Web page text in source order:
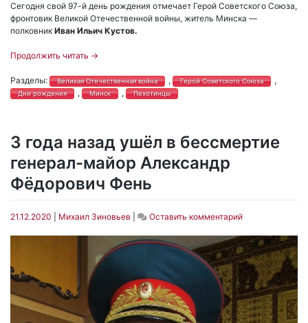
Сегодня свой 97-й день рождения отмечает Герой Советского Союза,
фронтовик Великой Отечественной войны, житель Минска —
полковник Иван Ильич Кустов.
Продолжить читать →
Разделы: Великая Отечественная война , Герой Советского Союза ,
Дни рождения , Минск , Пехотинцы
3 года назад ушёл в бессмертие
генерал-майор Александр
Фёдорович Фень
21.12.2020 Михаил Зиновьев Оставить комментарийon
года
назад
ушёл
бессмертие
генерал-
майор